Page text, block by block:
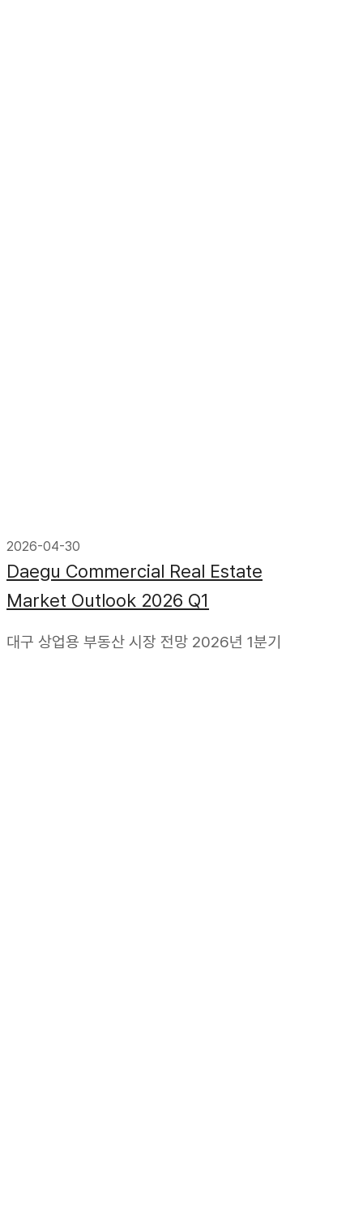
2026-04-30
Daegu Commercial Real Estate
Market Outlook 2026 Q1
대구 상업용 부동산 시장 전망 2026년 1분기